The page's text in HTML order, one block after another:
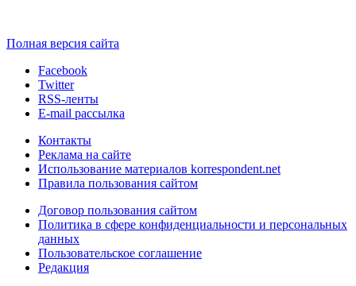
Полная версия сайта
Facebook
Twitter
RSS-ленты
E-mail рассылка
Контакты
Реклама на сайте
Использование материалов korrespondent.net
Правила пользования сайтом
Договор пользования сайтом
Политика в сфере конфиденциальности и персональных
данных
Пользовательское соглашение
Редакция